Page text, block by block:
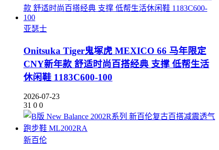
亚瑟士
Onitsuka Tiger鬼塚虎 MEXICO 66 马年限定
CNY新年款 舒适时尚百搭经典 支撑 低帮生活
休闲鞋 1183C600-100
2026-07-23
31 0 0
新百伦